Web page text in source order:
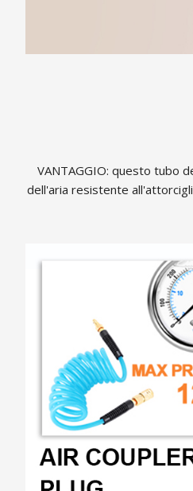
VANTAGGIO: questo tubo
dell'aria resistente